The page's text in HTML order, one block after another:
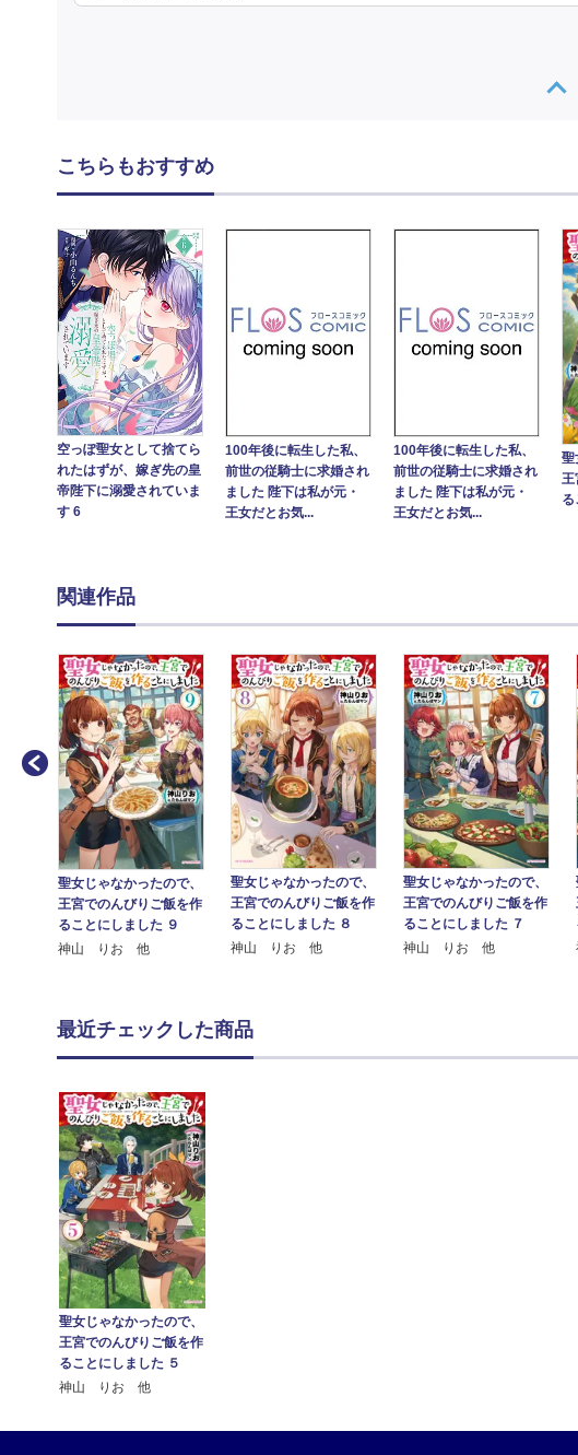
こちらもおすすめ
空っぽ聖女として捨てら
れたはずが、嫁ぎ先の皇
帝陛下に溺愛されていま
す 6
100年後に転生した私、
前世の従騎士に求婚され
ました 陛下は私が元・
王女だとお気...
100年後に転生した私、
前世の従騎士に求婚され
ました 陛下は私が元・
王女だとお気...
聖
王
る
関連作品
聖女じゃなかったので、
王宮でのんびりご飯を作
ることにしました ９
神山 りお 他
聖女じゃなかったので、
王宮でのんびりご飯を作
ることにしました ８
神山 りお 他
聖女じゃなかったので、
王宮でのんびりご飯を作
ることにしました ７
神山 りお 他
最近チェックした商品
聖女じゃなかったので、
王宮でのんびりご飯を作
ることにしました ５
神山 りお 他